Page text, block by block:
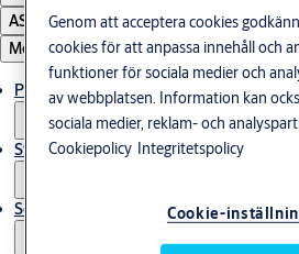
ASSA ABLOY Group
Meny
Produkter och lösningar
Stories
Service
Genom att acceptera cookies
cookies för att anpassa innehåll och
funktioner för sociala medier och
av webbplatsen. Information kan
sociala medier, reklam- och
Cookiepolicy Integritetspolicy
Cookie-